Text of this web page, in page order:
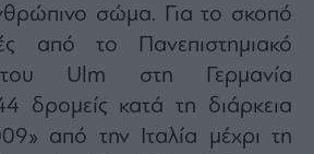
σώμα. Για το σκοπό
από το Πανεπιστημιακό
του Ulm στη Γερμανία
δρομείς κατά τη διάρκεια
από την Ιταλία μέχρι τη